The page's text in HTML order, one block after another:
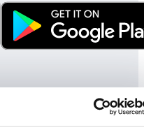
• P. IVA 14104111001
investimento “Vertis Venture
S.p.A. e sostenuto da